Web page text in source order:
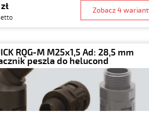
Zobacz 4
RQG-M M25x1,5 Ad: 28,5 mm
peszla do helucond